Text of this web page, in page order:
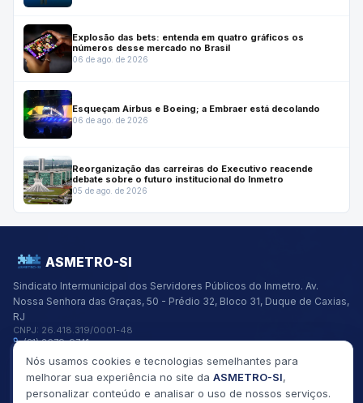
Explosão das bets: entenda em quatro gráficos os
números desse mercado no Brasil
06 de ago. de 2026
Esqueçam Airbus e Boeing; a Embraer está decolando
06 de ago. de 2026
Reorganização das carreiras do Executivo reacende
debate sobre o futuro institucional do Inmetro
05 de ago. de 2026
ASMETRO-SI
Sindicato Intermunicipal dos Servidores Públicos do Inmetro. Av.
Nossa Senhora das Graças, 50 - Prédio 32, Bloco 31, Duque de Caxias,
RJ
CNPJ: 26.418.319/0001-48
(21) 2679-9741
asmetro@asmetro.org.br
Links Rápidos
Institucional
Gestão
Nós usamos cookies e tecnologias semelhantes para
melhorar sua experiência no site da ASMETRO-SI,
personalizar conteúdo e analisar o uso de nossos serviços.